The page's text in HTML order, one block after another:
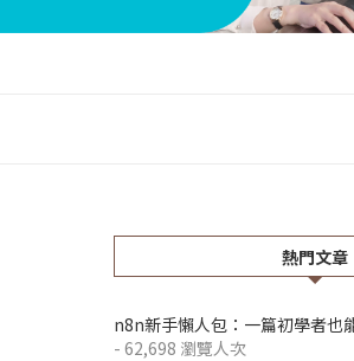
熱門文章
n8n新手懶人包：一篇初學者也
- 62,698 瀏覽人次